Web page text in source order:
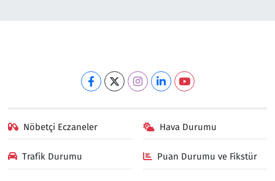
Nöbetçi Eczaneler Hava Durumu
Trafik Durumu Puan Durumu ve Fikstür